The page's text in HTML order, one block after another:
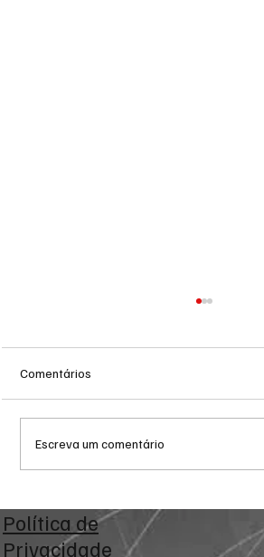
Reforma Tributária:
de testes com exibição de IBS
notas fiscais
Comentários
Escreva um comentário
Política de
Privacidade